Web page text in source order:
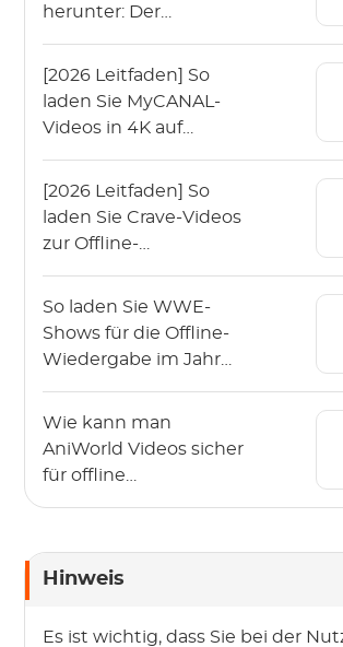
herunter: Der
PC)
[2026 Leitfaden] So
laden Sie MyCANAL-
Videos in 4K auf
Geräten herunter
[2026 Leitfaden] So
laden Sie Crave-Videos
zur Offline-
herunter?
So laden Sie WWE-
Shows für die Offline-
Wiedergabe im Jahr
Wie kann man
AniWorld Videos sicher
für offline
Hinweis
Es ist wichtig, dass Sie bei der